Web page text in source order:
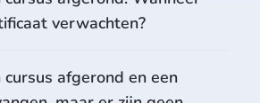
verwachten?
cursus afgerond en een